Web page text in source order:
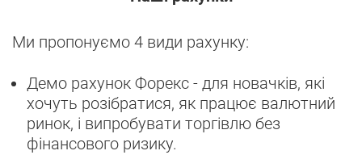
Ми пропонуємо 4 види рахунку:
Демо рахунок Форекс - для новачків, які
хочуть розібратися, як працює валютний
ринок, і випробувати торгівлю без
фінансового ризику.